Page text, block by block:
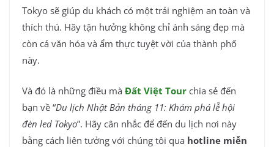
Tokyo sẽ giúp du khách có một trải nghiệm an toàn và
thích thú. Hãy tận hưởng không chỉ ánh sáng đẹp mà
còn cả văn hóa và ẩm thực tuyệt vời của thành phố
này.
Và đó là những điều mà Đất Việt Tour chia sẻ đến
bạn về “Du lịch Nhật Bản tháng 11: Khám phá lễ hội
đèn led Tokyo”. Hãy cân nhắc để đến du lịch nơi này
bằng cách liên tưởng với chúng tôi qua hotline miễn